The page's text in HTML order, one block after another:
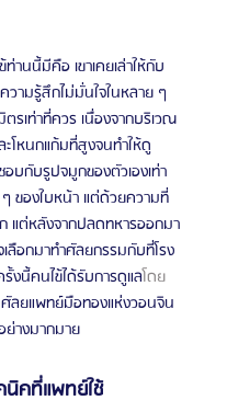
านนี้มีคือ เขาเคยเล่าให้กับ
วามรู้สึกไม่มั่นใจในหลาย ๆ
รเท่าที่ควร เนื่องจากบริเวณ
โหนกแก้มที่สูงจนทำให้ดู
บกับรูปจมูกของตัวเองเท่า
ของใบหน้า แต่ด้วยความที่
แต่หลังจากปลดทหารออกมา
ลือกมาทำศัลยกรรมกับที่โรง
งนี้คนไข้ได้รับการดูแลโดย
ศัลยแพทย์มือทองแห่งวอนจิน
างมากมาย
นิคที่แพทย์ใช้